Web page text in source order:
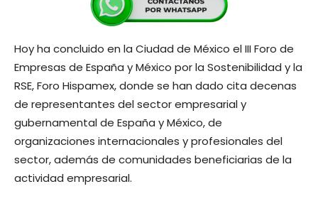
Hoy ha concluido en la Ciudad de México el III Foro de
Empresas de España y México por la Sostenibilidad y la
RSE, Foro Hispamex, donde se han dado cita decenas
de representantes del sector empresarial y
gubernamental de España y México, de
organizaciones internacionales y profesionales del
sector, además de comunidades beneficiarias de la
actividad empresarial.